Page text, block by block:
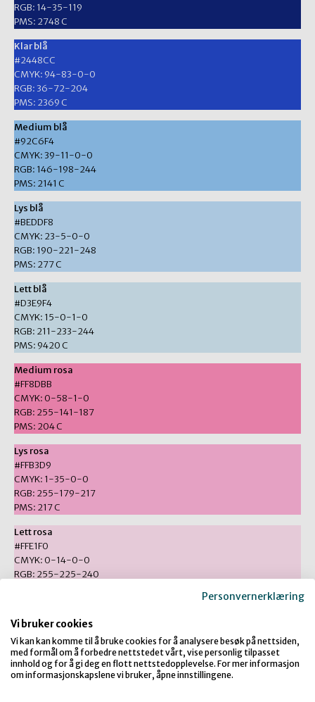
RGB: 14-35-119
PMS: 2748 C
Klar blå
#2448CC
CMYK: 94-83-0-0
RGB: 36-72-204
PMS: 2369 C
Medium blå
#92C6F4
CMYK: 39-11-0-0
RGB: 146-198-244
PMS: 2141 C
Lys blå
#BEDDF8
CMYK: 23-5-0-0
RGB: 190-221-248
PMS: 277 C
Lett blå
#D3E9F4
CMYK: 15-0-1-0
RGB: 211-233-244
PMS: 9420 C
Medium rosa
#FF8DBB
CMYK: 0-58-1-0
RGB: 255-141-187
PMS: 204 C
Lys rosa
#FFB3D9
CMYK: 1-35-0-0
RGB: 255-179-217
PMS: 217 C
Lett rosa
#FFE1F0
CMYK: 0-14-0-0
RGB: 255-225-240
#F9A148
CMYK: 0-45-90-0
RGB: 249-161-72
PMS: 137 C
Personvernerklæring
Vi bruker cookies
Vi kan kan komme til å bruke cookies for å analysere besøk på nettsiden,
med formål om å forbedre nettstedet vårt, vise personlig tilpasset
innhold og for å gi deg en flott nettstedopplevelse. For mer informasjon
om informasjonskapslene vi bruker, åpne innstillingene.